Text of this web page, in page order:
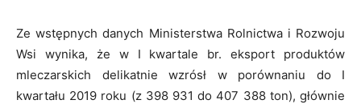
Ze wstępnych danych Ministerstwa Rolnictwa i Rozwoju
Wsi wynika, że w I kwartale br. eksport produktów
mleczarskich delikatnie wzrósł w porównaniu do I
kwartału 2019 roku (z 398 931 do 407 388 ton), głównie